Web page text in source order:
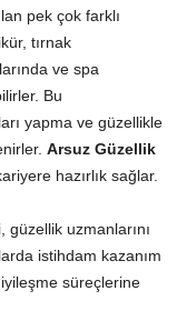
pek çok farklı
tırnak
ve spa
Bu
yapma ve güzellikle
Arsuz Güzellik
hazırlık sağlar.
uzmanlarını
istihdam kazanım
süreçlerine